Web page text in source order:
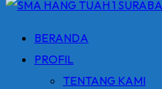
BERANDA
PROFIL
TENTANG KAMI